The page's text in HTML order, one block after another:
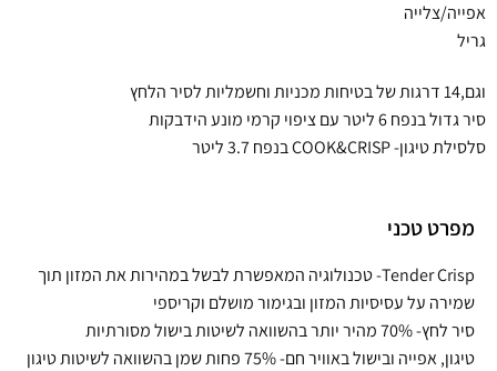
אפייה/צלייה
גריל
וגם,14 דרגות של בטיחות מכניות וחשמליות לסיר הלחץ
סיר גדול בנפח 6 ליטר עם ציפוי קרמי מונע הידבקות
סלסילת טיגון- COOK&CRISP בנפח 3.7 ליטר
מפרט טכני
Tender Crisp- טכנולוגיה המאפשרת לבשל במהירות את המזון תוך
שמירה על עסיסיות המזון ובגימור מושלם וקריספי
סיר לחץ- 70% מהיר יותר בהשוואה לשיטות בישול מסורתיות
טיגון, אפייה ובישול באוויר חם- 75% פחות שמן בהשוואה לשיטות טיגון